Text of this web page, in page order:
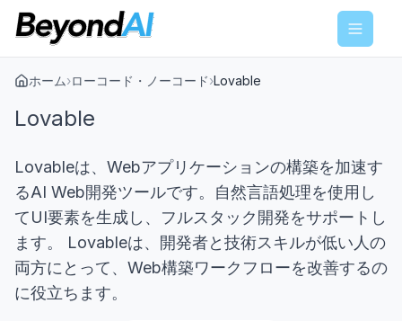
Menu
ホーム›ローコード・ノーコード›Lovable
Lovable
Lovableは、Webアプリケーションの構築を加速す
るAI Web開発ツールです。自然言語処理を使用し
てUI要素を生成し、フルスタック開発をサポートし
ます。 Lovableは、開発者と技術スキルが低い人の
両方にとって、Web構築ワークフローを改善するの
に役立ちます。